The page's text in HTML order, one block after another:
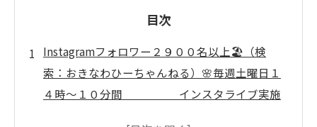
目次
Instagramフォロワー２９００名以上🏖️（検
索：おきなわひーちゃんねる）🌸毎週土曜日１
４時～１０分間 インスタライブ実施